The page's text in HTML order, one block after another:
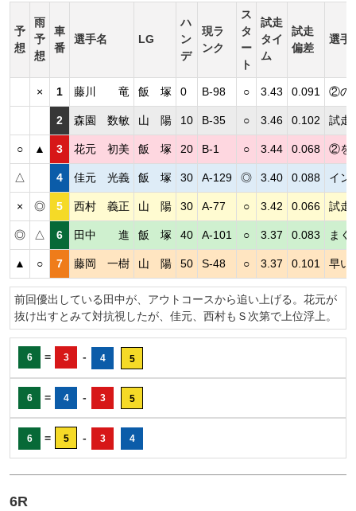
予
想
雨
予
想
車
番
選手名 LG
ハ
ン
デ
現ラ
ンク
ス
タ
ー
ト
試走
タイ
ム
試走
偏差
選手
× 1 藤川 竜 飯 塚 0 B-98 ○ 3.43 0.091 ②の
2 森園 数敏 山 陽 10 B-35 ○ 3.46 0.102 試走
○ ▲ 3 花元 初美 飯 塚 20 B-1 ○ 3.44 0.068 ②を
△ 4 佳元 光義 飯 塚 30 A-129 ◎ 3.40 0.088 イン
× ◎ 5 西村 義正 山 陽 30 A-77 ○ 3.42 0.066 試走
◎ △ 6 田中 進 飯 塚 40 A-101 ○ 3.37 0.083 まく
▲ ○ 7 藤岡 一樹 山 陽 50 S-48 ○ 3.37 0.101 早い
前回優出している田中が、アウトコースから追い上げる。花元が
抜け出すとみて対抗視したが、佳元、西村もＳ次第で上位浮上。
6 = 3 - 4 5
6 = 4 - 3 5
6 = 5 - 3 4
6R